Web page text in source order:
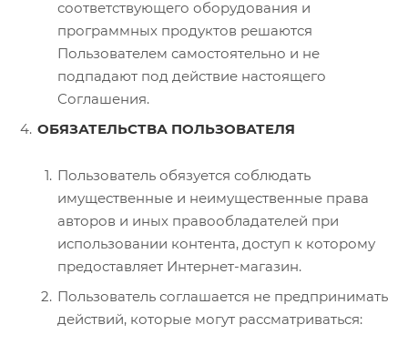
соответствующего оборудования и
программных продуктов решаются
Пользователем самостоятельно и не
подпадают под действие настоящего
Соглашения.
ОБЯЗАТЕЛЬСТВА ПОЛЬЗОВАТЕЛЯ
Пользователь обязуется соблюдать
имущественные и неимущественные права
авторов и иных правообладателей при
использовании контента, доступ к которому
предоставляет Интернет-магазин.
Пользователь соглашается не предпринимать
действий, которые могут рассматриваться: